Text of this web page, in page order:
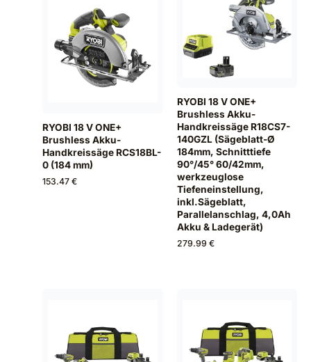
RYOBI 18 V ONE+
Brushless Akku-
Handkreissäge RCS18BL-
0 (184 mm)
153.47 €
RYOBI 18 V ONE+
Brushless Akku-
Handkreissäge R18CS7-
140GZL (Sägeblatt-Ø
184mm, Schnitttiefe
90°/45° 60/42mm,
werkzeuglose
Tiefeneinstellung,
inkl.Sägeblatt,
Parallelanschlag, 4,0Ah
Akku & Ladegerät)
279.99 €